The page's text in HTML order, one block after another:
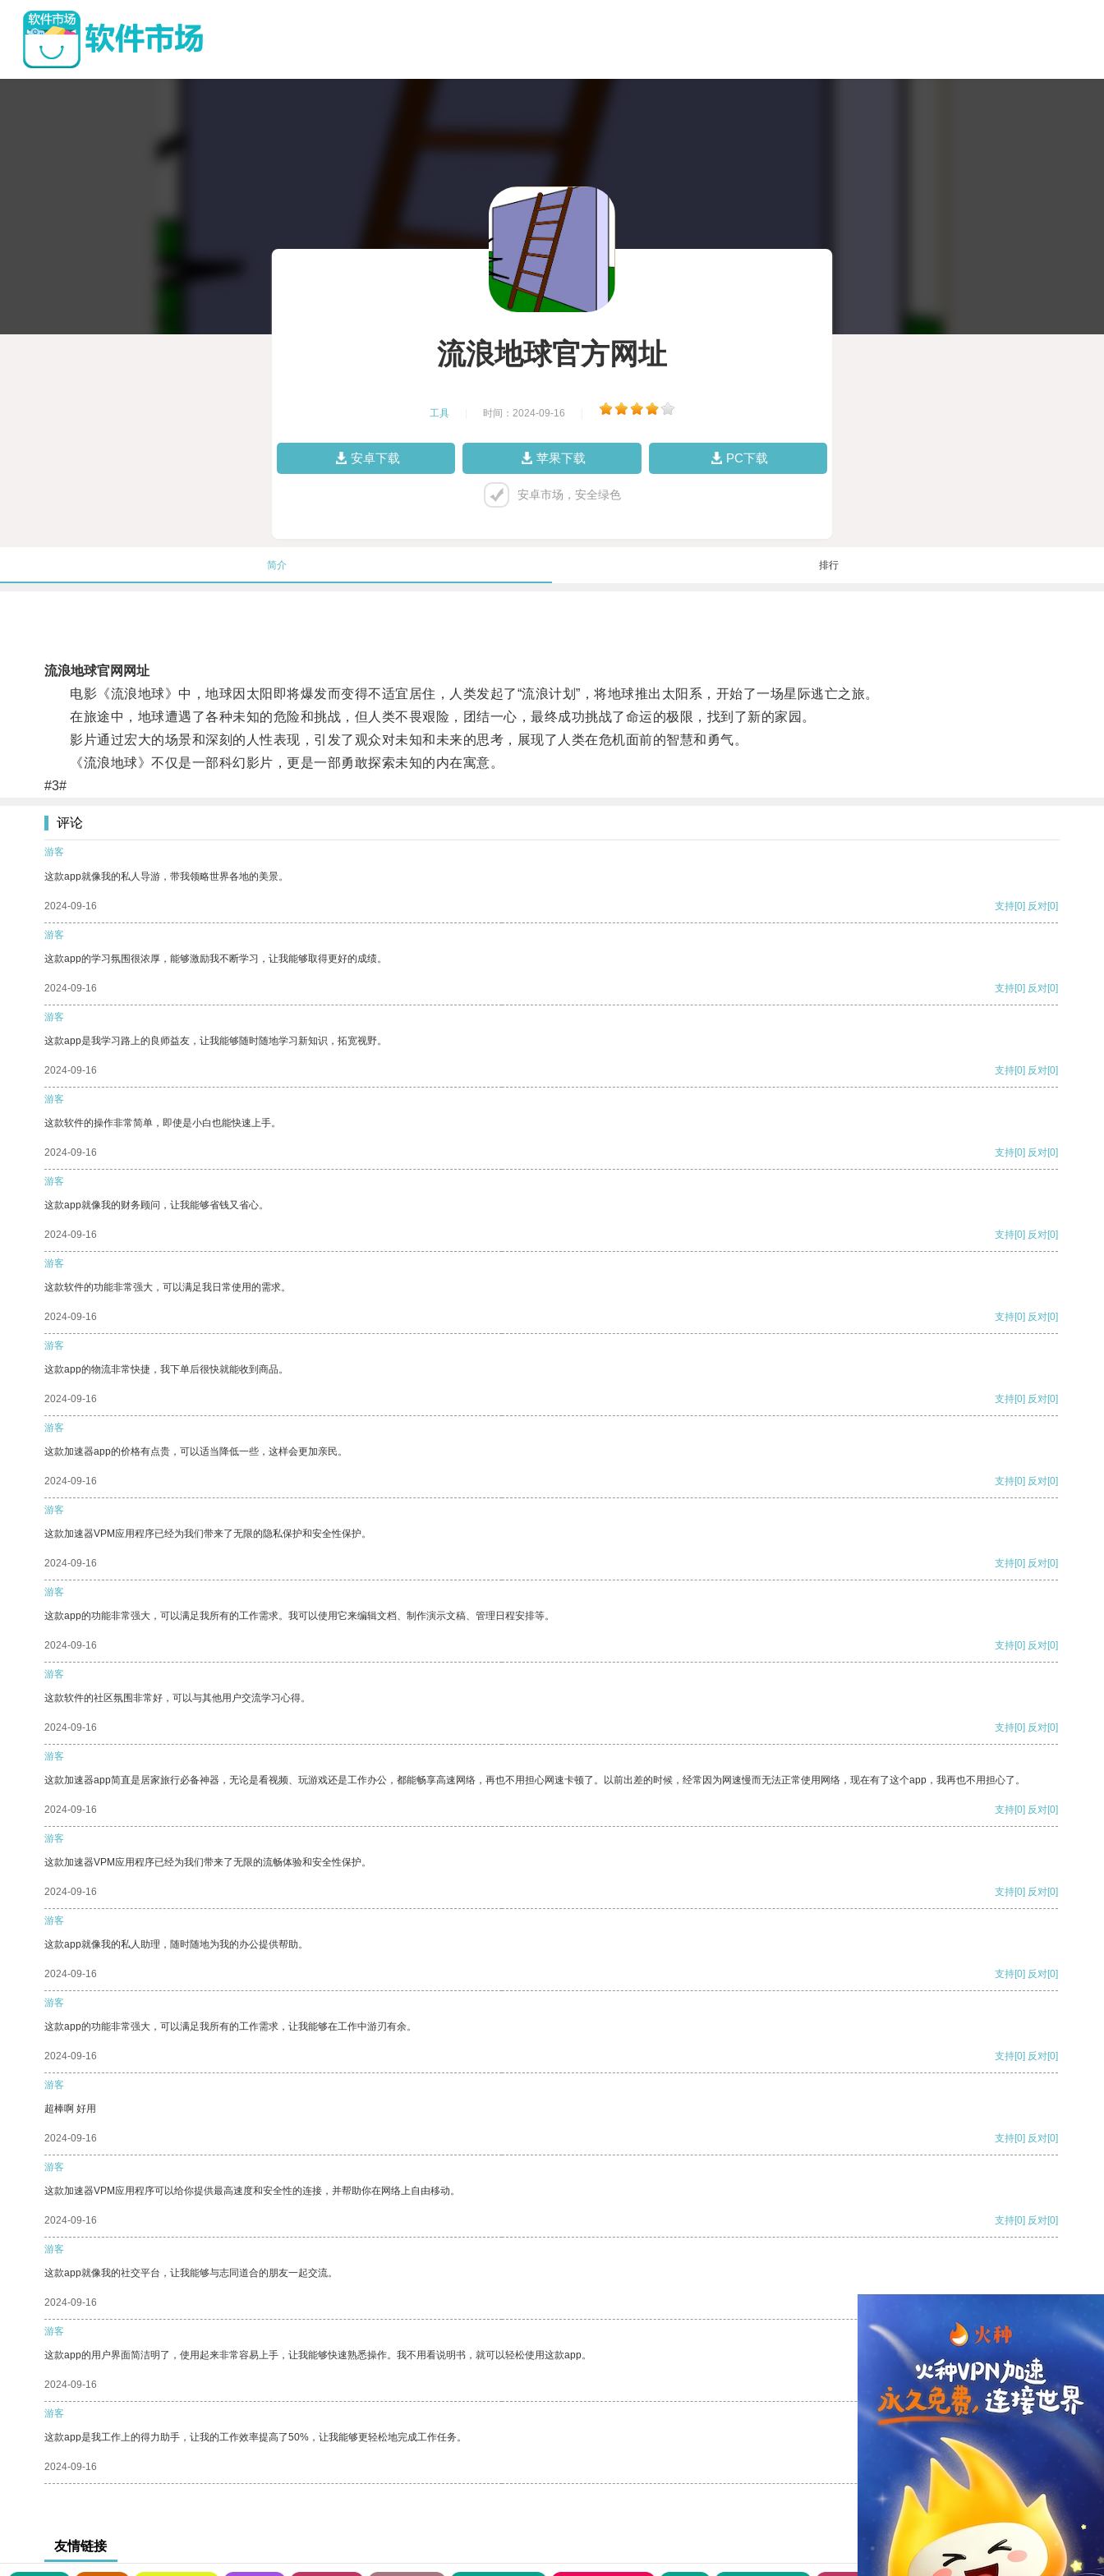
流浪地球官方网址
工具 时间：2024-09-16
安卓下载 苹果下载 PC下载
安卓市场，安全绿色
简介 排行
流浪地球官网网址
电影《流浪地球》中，地球因太阳即将爆发而变得不适宜居住，人类发起了“流浪计划”，将地球推出太阳系，开始了一场星际逃亡之旅。
在旅途中，地球遭遇了各种未知的危险和挑战，但人类不畏艰险，团结一心，最终成功挑战了命运的极限，找到了新的家园。
影片通过宏大的场景和深刻的人性表现，引发了观众对未知和未来的思考，展现了人类在危机面前的智慧和勇气。
《流浪地球》不仅是一部科幻影片，更是一部勇敢探索未知的内在寓意。
#3#
评论
游客
这款app就像我的私人导游，带我领略世界各地的美景。
2024-09-16 支持[0] 反对[0]
游客
这款app的学习氛围很浓厚，能够激励我不断学习，让我能够取得更好的成绩。
2024-09-16 支持[0] 反对[0]
游客
这款app是我学习路上的良师益友，让我能够随时随地学习新知识，拓宽视野。
2024-09-16 支持[0] 反对[0]
游客
这款软件的操作非常简单，即使是小白也能快速上手。
2024-09-16 支持[0] 反对[0]
游客
这款app就像我的财务顾问，让我能够省钱又省心。
2024-09-16 支持[0] 反对[0]
游客
这款软件的功能非常强大，可以满足我日常使用的需求。
2024-09-16 支持[0] 反对[0]
游客
这款app的物流非常快捷，我下单后很快就能收到商品。
2024-09-16 支持[0] 反对[0]
游客
这款加速器app的价格有点贵，可以适当降低一些，这样会更加亲民。
2024-09-16 支持[0] 反对[0]
游客
这款加速器VPM应用程序已经为我们带来了无限的隐私保护和安全性保护。
2024-09-16 支持[0] 反对[0]
游客
这款app的功能非常强大，可以满足我所有的工作需求。我可以使用它来编辑文档、制作演示文稿、管理日程安排等。
2024-09-16 支持[0] 反对[0]
游客
这款软件的社区氛围非常好，可以与其他用户交流学习心得。
2024-09-16 支持[0] 反对[0]
游客
这款加速器app简直是居家旅行必备神器，无论是看视频、玩游戏还是工作办公，都能畅享高速网络，再也不用担心网速卡顿了。以前出差的时候，经常因为网速慢而无法正常使用网络，现在有了这个app，我再也不用担心了。
2024-09-16 支持[0] 反对[0]
游客
这款加速器VPM应用程序已经为我们带来了无限的流畅体验和安全性保护。
2024-09-16 支持[0] 反对[0]
游客
这款app就像我的私人助理，随时随地为我的办公提供帮助。
2024-09-16 支持[0] 反对[0]
游客
这款app的功能非常强大，可以满足我所有的工作需求，让我能够在工作中游刃有余。
2024-09-16 支持[0] 反对[0]
游客
超棒啊 好用
2024-09-16 支持[0] 反对[0]
游客
这款加速器VPM应用程序可以给你提供最高速度和安全性的连接，并帮助你在网络上自由移动。
2024-09-16 支持[0] 反对[0]
游客
这款app就像我的社交平台，让我能够与志同道合的朋友一起交流。
2024-09-16
游客
这款app的用户界面简洁明了，使用起来非常容易上手，让我能够快速熟悉操作。我不用看说明书，就可以轻松使用这款app。
2024-09-16 支持 [0] 反对 [0]
游客
这款app是我工作上的得力助手，让我的工作效率提高了50%，让我能够更轻松地完成工作任务。
2024-09-16 支持
友情链接